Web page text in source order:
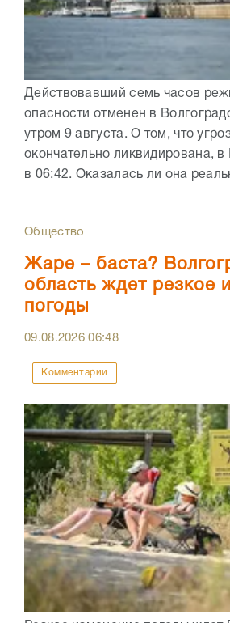
Действовавший семь часов
опасности отменен в
утром 9 августа. О том, что
окончательно ликвидирована,
в 06:42. Оказалась ли она
Общество
Жаре – баста?
область ждет резкое
погоды
09.08.202606:48
Комментарии